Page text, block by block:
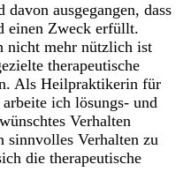
ausgegangen, dass
einen Zweck erfüllt.
nicht mehr nützlich ist
therapeutische
Als Heilpraktikerin für
ich lösungs- und
Verhalten
sinnvolles Verhalten zu
die therapeutische